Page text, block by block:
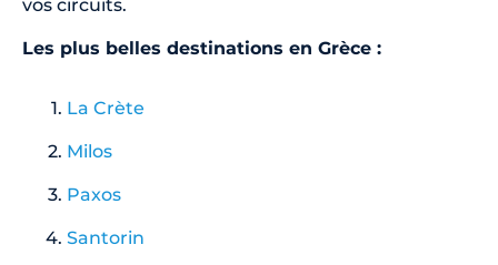
vos circuits.
Les plus belles destinations en Grèce :
La Crète
Milos
Paxos
Santorin